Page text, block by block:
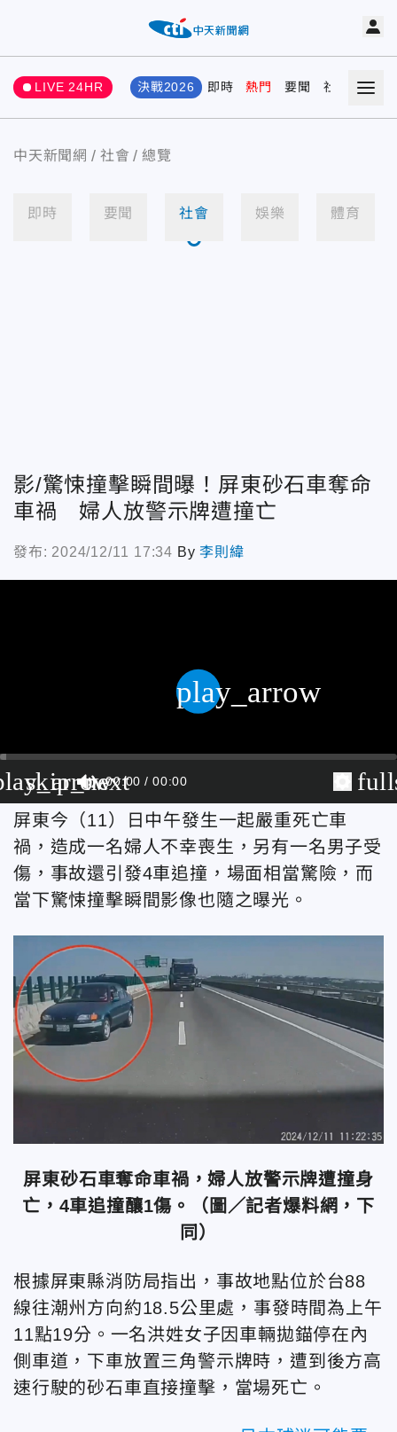
LIVE 24HR 決戰2026 即時 熱門 要聞 社會 娛樂
中天新聞網 社會 總覽
即時 要聞 社會 娛樂 體育
影/驚悚撞擊瞬間曝！屏東砂石車奪命
車禍 婦人放警示牌遭撞亡
發布: 2024/12/11 17:34 By李則緯
skip_next
00:00 00:00
play_arrow
屏東今（11）日中午發生一起嚴重死亡車
禍，造成一名婦人不幸喪生，另有一名男子受
傷，事故還引發4車追撞，場面相當驚險，而
當下驚悚撞擊瞬間影像也隨之曝光。
屏東砂石車奪命車禍，婦人放警示牌遭撞身
亡，4車追撞釀1傷。（圖／記者爆料網，下
同）
根據屏東縣消防局指出，事故地點位於台88
線往潮州方向約18.5公里處，事發時間為上午
11點19分。一名洪姓女子因車輛拋錨停在內
側車道，下車放置三角警示牌時，遭到後方高
速行駛的砂石車直接撞擊，當場死亡。